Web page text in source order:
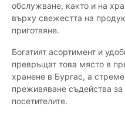
обслужване, както и на
върху свежестта на
приготвяне.
Богатият асортимент и
превръщат това място в
хранене в Бургас, а
преживяване съдейства за
посетителите.